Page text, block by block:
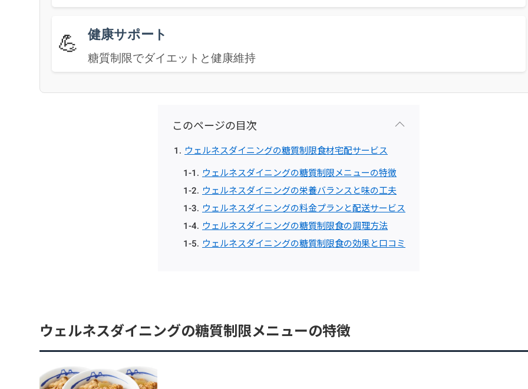
💪 健康サポート
糖質制限でダイエットと健康維持
このページの目次
ウェルネスダイニングの糖質制限食材宅配サービス
ウェルネスダイニングの糖質制限メニューの特徴
ウェルネスダイニングの栄養バランスと味の工夫
ウェルネスダイニングの料金プランと配送サービス
ウェルネスダイニングの糖質制限食の調理方法
ウェルネスダイニングの糖質制限食の効果と口コミ
ウェルネスダイニングの糖質制限メニューの特徴